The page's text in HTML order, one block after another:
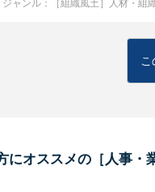
ジャンル：［組織風土］人材・組
にオススメの［人事